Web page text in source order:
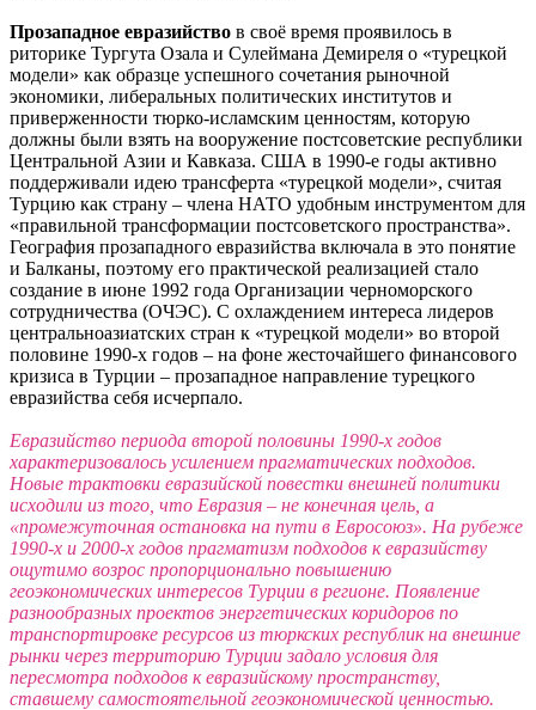
Прозападное евразийство в своё время проявилось в
риторике Тургута Озала и Сулеймана Демиреля о «турецкой
модели» как образце успешного сочетания рыночной
экономики, либеральных политических институтов и
приверженности тюрко-исламским ценностям, которую
должны были взять на вооружение постсоветские республики
Центральной Азии и Кавказа. США в 1990-е годы активно
поддерживали идею трансферта «турецкой модели», считая
Турцию как страну – члена НАТО удобным инструментом для
«правильной трансформации постсоветского пространства».
География прозападного евразийства включала в это понятие
и Балканы, поэтому его практической реализацией стало
создание в июне 1992 года Организации черноморского
сотрудничества (ОЧЭС). С охлаждением интереса лидеров
центральноазиатских стран к «турецкой модели» во второй
половине 1990-х годов – на фоне жесточайшего финансового
кризиса в Турции – прозападное направление турецкого
евразийства себя исчерпало.
Евразийство периода второй половины 1990-х годов
характеризовалось усилением прагматических подходов.
Новые трактовки евразийской повестки внешней политики
исходили из того, что Евразия – не конечная цель, а
«промежуточная остановка на пути в Евросоюз». На рубеже
1990-х и 2000-х годов прагматизм подходов к евразийству
ощутимо возрос пропорционально повышению
геоэкономических интересов Турции в регионе. Появление
разнообразных проектов энергетических коридоров по
транспортировке ресурсов из тюркских республик на внешние
рынки через территорию Турции задало условия для
пересмотра подходов к евразийскому пространству,
ставшему самостоятельной геоэкономической ценностью.